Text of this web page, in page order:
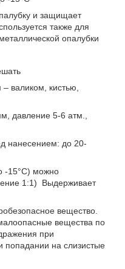
и защищает
также для
опалубки
валиком, кистью,
давление 5-6 атм.,
нанесением: до 20-
-15°C) можно
1:1) Выдерживает
вещество.
вещества по
при
попадании на слизистые